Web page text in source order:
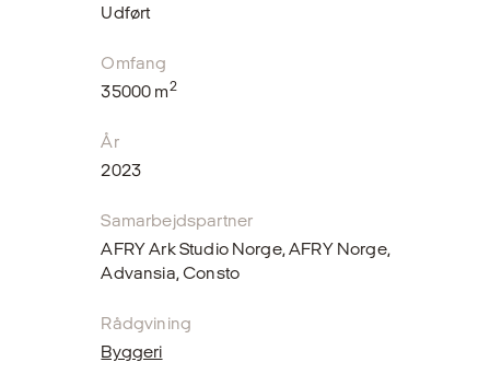
Udført
Omfang
35000 m2
År
2023
Samarbejdspartner
AFRY Ark Studio Norge, AFRY Norge,
Advansia, Consto
Rådgvining
Byggeri